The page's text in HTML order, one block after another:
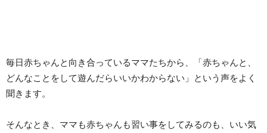
毎日赤ちゃんと向き合っているママたちから、「赤ちゃんと、
どんなことをして遊んだらいいかわからない」という声をよく
聞きます。
そんなとき、ママも赤ちゃんも習い事をしてみるのも、いい気